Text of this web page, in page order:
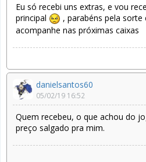
Eu só recebi uns extras, e vou
principal
, parabéns pela
acompanhe nas próximas caixas
danielsantos60
05/02/19 16:52
Quem recebeu, o que achou do
preço salgado pra mim.